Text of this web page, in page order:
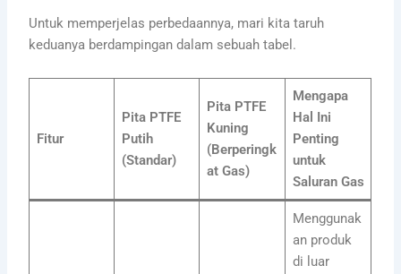
Untuk memperjelas perbedaannya, mari kita taruh
keduanya berdampingan dalam sebuah tabel.
Fitur
Pita PTFE
Putih
(Standar)
Pita PTFE
Kuning
(Berperingk
at Gas)
Mengapa
Hal Ini
Penting
untuk
Saluran Gas
Menggunak
an produk
di luar